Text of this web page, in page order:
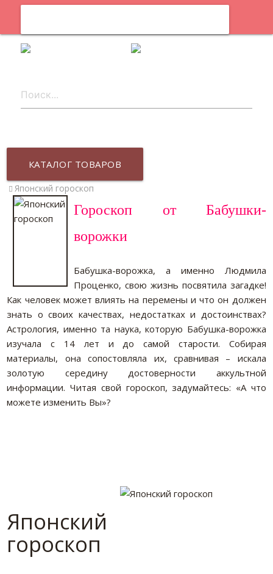
КАТАЛОГ ТОВАРОВ
Японский гороскоп
Гороскоп от Бабушки-
ворожки
Бабушка-ворожка, а именно Людмила
Проценко, свою жизнь посвятила загадке!
Как человек может влиять на перемены и что он должен
знать о своих качествах, недостатках и достоинствах?
Астрология, именно та наука, которую Бабушка-ворожка
изучала с 14 лет и до самой старости. Собирая
материалы, она сопостовляла их, сравнивая – искала
золотую середину достоверности аккультной
информации. Читая свой гороскоп, задумайтесь: «А что
можете изменить Вы»?
Японский
гороскоп